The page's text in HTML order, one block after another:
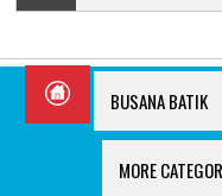
BUSANA BATIK
MORE